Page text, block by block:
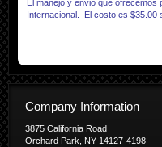
El manejo y envió que
Internacional. El costo es $35.00
Company Information
3875 California Road
Orchard Park, NY 14127-4198